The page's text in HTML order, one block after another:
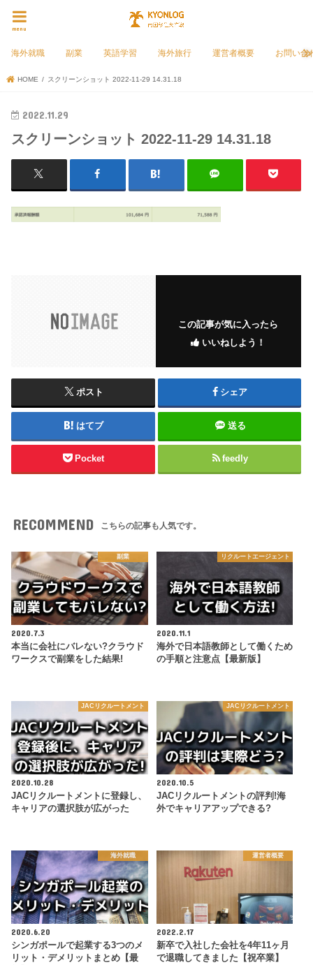
menu
海外就職 副業 英語学習 海外旅行 運営者概要 お問い合
HOME スクリーンショット 2022-11-29 14.31.18
2022.11.29
スクリーンショット 2022-11-29 14.31.18
この記事が気に入ったら
いいねしよう！
ポスト シェア
はてブ 送る
Pocket feedly
RECOMMEND こちらの記事も人気です。
副業
2020.7.3
本当に会社にバレない?クラウド
ワークスで副業をした結果!
リクルートエージェント
2020.11.1
海外で日本語教師として働くため
の手順と注意点【最新版】
JACリクルートメント
2020.10.28
JACリクルートメントに登録し、
キャリアの選択肢が広がった
JACリクルートメント
2020.10.5
JACリクルートメントの評判!海
外でキャリアアップできる?
海外就職
2020.6.20
シンガポールで起業する3つのメ
リット・デメリットまとめ【最
運営者概要
2022.2.17
新卒で入社した会社を4年11ヶ月
で退職してきました【祝卒業】